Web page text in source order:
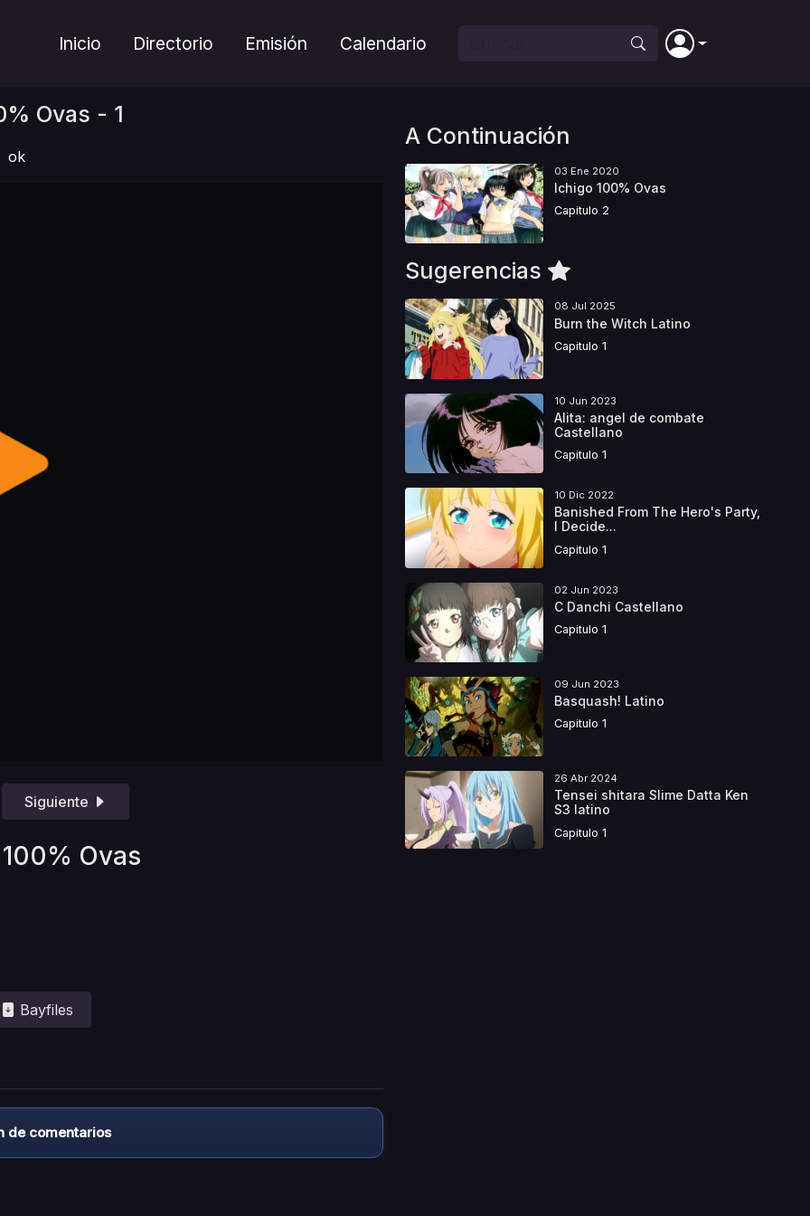
Inicio Directorio Emisión Calendario
Ovas - 1
ok
Siguiente
Ovas
Bayfiles
de comentarios
A Continuación
03 Ene 2020
Ichigo 100% Ovas
Capitulo 2
Sugerencias
08 Jul 2025
Burn the Witch Latino
Capitulo 1
10 Jun 2023
Alita: angel de combate
Castellano
Capitulo 1
10 Dic 2022
Banished From The Hero's Party,
I Decide...
Capitulo 1
02 Jun 2023
C Danchi Castellano
Capitulo 1
09 Jun 2023
Basquash! Latino
Capitulo 1
26 Abr 2024
Tensei shitara Slime Datta Ken
S3 latino
Capitulo 1